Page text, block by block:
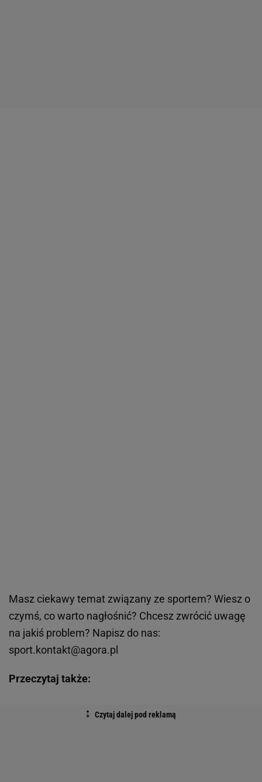
Masz ciekawy temat związany ze sportem? Wiesz o
czymś, co warto nagłośnić? Chcesz zwrócić uwagę
na jakiś problem? Napisz do nas:
sport.kontakt@agora.pl
Przeczytaj także: